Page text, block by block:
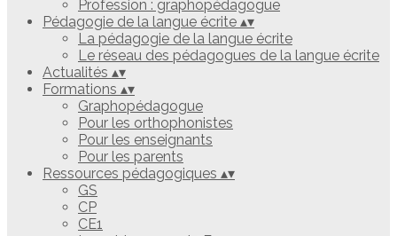
Profession : graphopédagogue
Pédagogie de la langue écrite ▴▾
La pédagogie de la langue écrite
Le réseau des pédagogues de la langue écrite
Actualités ▴▾
Formations ▴▾
Graphopédagogue
Pour les orthophonistes
Pour les enseignants
Pour les parents
Ressources pédagogiques ▴▾
GS
CP
CE1